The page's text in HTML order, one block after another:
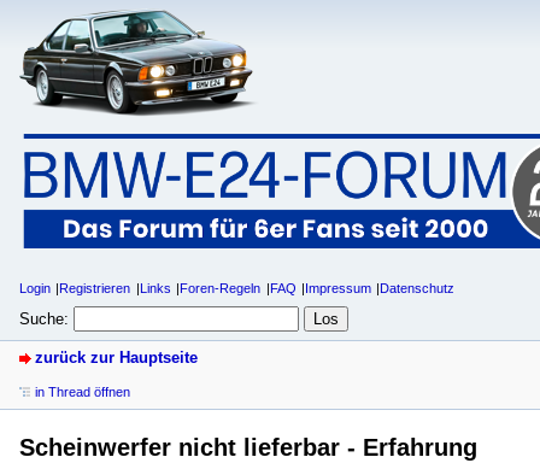
Login Registrieren Links Foren-Regeln FAQ Impressum Datenschutz
Suche:
zurück zur Hauptseite
in Thread öffnen
Scheinwerfer nicht lieferbar - Erfahrung